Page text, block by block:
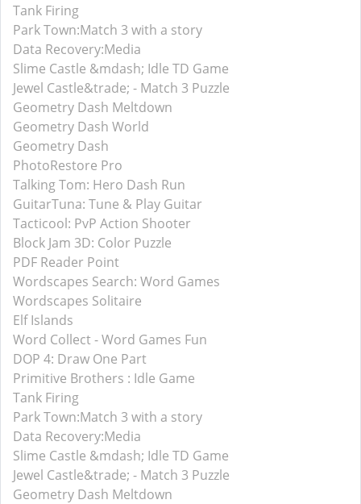
Tank Firing
Park Town:Match 3 with a story
Data Recovery:Media
Slime Castle &mdash; Idle TD Game
Jewel Castle&trade; - Match 3 Puzzle
Geometry Dash Meltdown
Geometry Dash World
Geometry Dash
PhotoRestore Pro
Talking Tom: Hero Dash Run
GuitarTuna: Tune & Play Guitar
Tacticool: PvP Action Shooter
Block Jam 3D: Color Puzzle
PDF Reader Point
Wordscapes Search: Word Games
Wordscapes Solitaire
Elf Islands
Word Collect - Word Games Fun
DOP 4: Draw One Part
Primitive Brothers : Idle Game
Tank Firing
Park Town:Match 3 with a story
Data Recovery:Media
Slime Castle &mdash; Idle TD Game
Jewel Castle&trade; - Match 3 Puzzle
Geometry Dash Meltdown